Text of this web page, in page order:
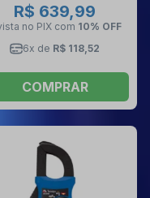
R$ 639,99
no PIX com 10% OFF
6x de R$ 118,52
COMPRAR